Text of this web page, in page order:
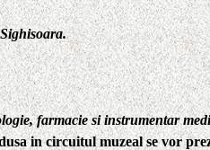
farmacie si instrumentar
in circuitul muzeal se vor